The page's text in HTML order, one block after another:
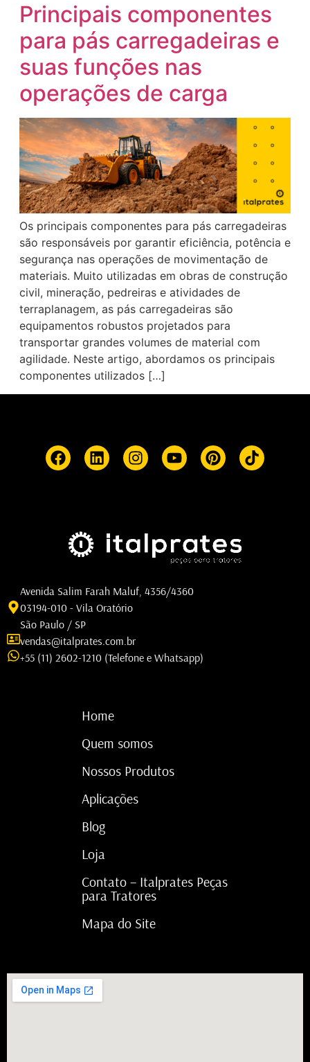
Principais componentes
para pás carregadeiras e
suas funções nas
operações de carga
Os principais componentes para pás carregadeiras
são responsáveis por garantir eficiência, potência e
segurança nas operações de movimentação de
materiais. Muito utilizadas em obras de construção
civil, mineração, pedreiras e atividades de
terraplanagem, as pás carregadeiras são
equipamentos robustos projetados para
transportar grandes volumes de material com
agilidade. Neste artigo, abordamos os principais
componentes utilizados […]
Avenida Salim Farah Maluf, 4356/4360
03194-010 - Vila Oratório
São Paulo / SP
vendas@italprates.com.br
+55 (11) 2602-1210 (Telefone e Whatsapp)
Home
Quem somos
Nossos Produtos
Aplicações
Blog
Loja
Contato – Italprates Peças
para Tratores
Mapa do Site